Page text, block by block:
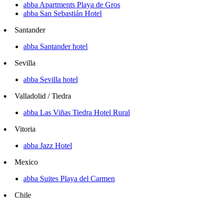
abba Apartments Playa de Gros
abba San Sebastián Hotel
Santander
abba Santander hotel
Sevilla
abba Sevilla hotel
Valladolid / Tiedra
abba Las Viñas Tiedra Hotel Rural
Vitoria
abba Jazz Hotel
Mexico
abba Suites Playa del Carmen
Chile